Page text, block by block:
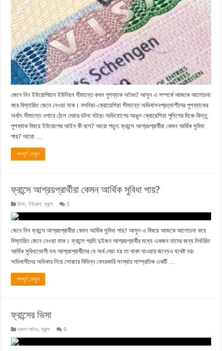
জেনে নিন ইউরোপিয়ান ইউনিয়ন সীমান্তে কখন পুশব্যাক অবৈধ? আসুন এ সম্পর্কে আজকে আলোচনা
করে বিস্তারিত জেনে নেওয়া যাক। বসনিয়া-ক্রোয়েশিয়া সীমান্তে অভিবাসনপ্রত্যাশীদের পুশব্যাকের
অর্থাৎ সীমান্তে ওপারে ঠেলে দেয়ার ঘটনা ঘটছে৷ অভিযোগের আঙুল ক্রোয়েশিয়া পুলিশের দিকে৷ কিন্তু
পুশব্যাক বিষয়ে ইউরোপের আইন কী বলে? আরো পড়ুন: ফ্রান্সে আশ্রয়প্রার্থীরা কেমন আর্থিক সুবিধা
পায়? আরো …
সম্পূর্ণ দেখুন
ফ্রান্সে আশ্রয়প্রার্থীরা কেমন আর্থিক সুবিধা পায়?
ভিসা,ইউরোপ,ফ্রান্স 0
জেনে নিন ফ্রান্সে আশ্রয়প্রার্থীরা কেমন আর্থিক সুবিধা পায়? আসুন এ বিষয়ে আজকে আলোচনা করে
বিস্তারিত জেনে নেওয়া যাক। ফ্রান্সে প্রতি দুইজন আশ্রয়প্রার্থীর মধ্যে একজন তাদের জন্য নির্ধারিত
আর্থিক সুবিধাভোগী নন৷ আশ্রয়প্রার্থীদের যে অর্থ দেয়া হয় তা থাকা খাওয়ার জন্যেও যথেষ্ট নয়৷
অভিবাসীদের অধিকার নিয়ে সোচ্চার বিভিন্ন বেসরকারি সংস্থার সাম্প্রতিক একটি …
সম্পূর্ণ দেখুন
ফ্রান্সের ভিসা
ভ্রমণ গাইড,ফ্রান্স 0